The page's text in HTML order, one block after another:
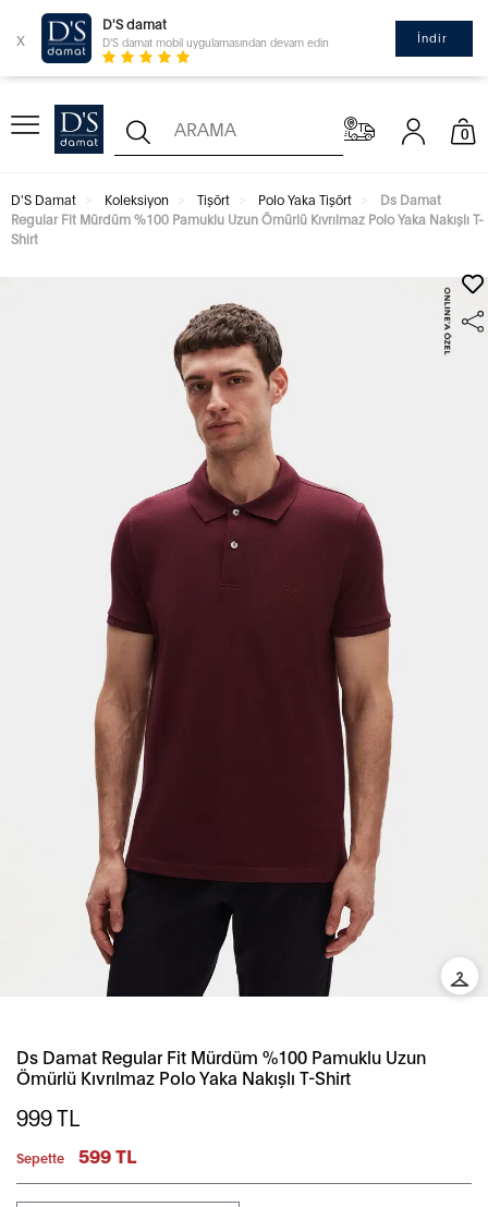
x
D'S damat
D'S damat mobil uygulamasından devam edin İndir
0
D'S Damat Koleksiyon Tişört Polo Yaka Tişört
Ds Damat
Regular Fit Mürdüm %100 Pamuklu Uzun Ömürlü Kıvrılmaz Polo Yaka Nakışlı T-
Shirt
Ds Damat Regular Fit Mürdüm %100 Pamuklu Uzun
Ömürlü Kıvrılmaz Polo Yaka Nakışlı T-Shirt
999TL
Sepette 599 TL